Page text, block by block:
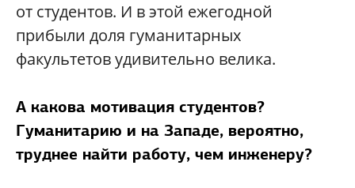
от студентов. И в этой ежегодной
прибыли доля гуманитарных
факультетов удивительно велика.
А какова мотивация студентов?
Гуманитарию и на Западе, вероятно,
труднее найти работу, чем инженеру?